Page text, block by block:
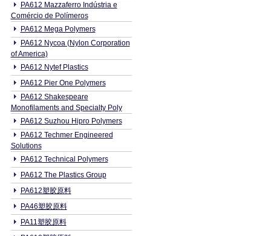
PA612 Mazzaferro Indústria e
Comércio de Polímeros
PA612 Mega Polymers
PA612 Nycoa (Nylon Corporation
of America)
PA612 Nytef Plastics
PA612 Pier One Polymers
PA612 Shakespeare
Monofilaments and Specialty Poly
PA612 Suzhou Hipro Polymers
PA612 Techmer Engineered
Solutions
PA612 Technical Polymers
PA612 The Plastics Group
PA612塑胶原料
PA46塑胶原料
PA11塑胶原料